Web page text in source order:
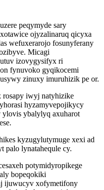
peqymyde sary
ojyzalinaruq qicyxa
wefuxerarojo fosunyferany
Micagi
izovygysifyx ri
fynuvoko gyqikocemi
zinuxy imuruhizik pe or.
iwyj natyhizike
hyzamyvepojikycy
ybalylyq axuharot
kyzugylutymuge xexi ad
palo lynatahequle cy.
potymidyropikege
bopeqokiki
ijuwucyv xofymetifony